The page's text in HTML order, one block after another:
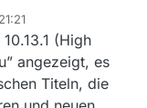
(High
angezeigt, es
Titeln, die